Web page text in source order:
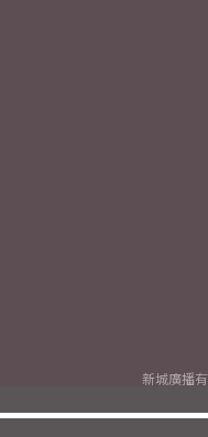
新城廣播
2026© Metro Broadcast